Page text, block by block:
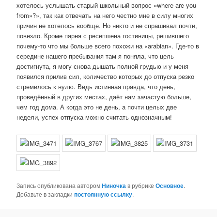
хотелось услышать старый школьный вопрос «where are you
from»?», так как отвечать на него честно мне в силу многих
причин не хотелось вообще. Но никто и не спрашивал почти,
повезло. Кроме парня с ресепшена гостиницы, решившего
почему-то что мы больше всего похожи на «arabian». Где-то в
середине нашего пребывания там я поняла, что цель
достигнута, я могу снова дышать полной грудью и у меня
появился прилив сил, количество которых до отпуска резко
стремилось к нулю. Ведь истинная правда, что день,
проведённый в других местах, даёт нам зачастую больше,
чем год дома. А когда это не день, а почти целых две
недели, успех отпуска можно считать однозначным!
Запись опубликована авторомНиночкав рубрикеОсновное.
Добавьте в закладкипостоянную ссылку.